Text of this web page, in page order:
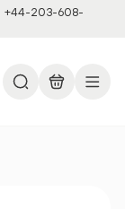
+44-203-608-